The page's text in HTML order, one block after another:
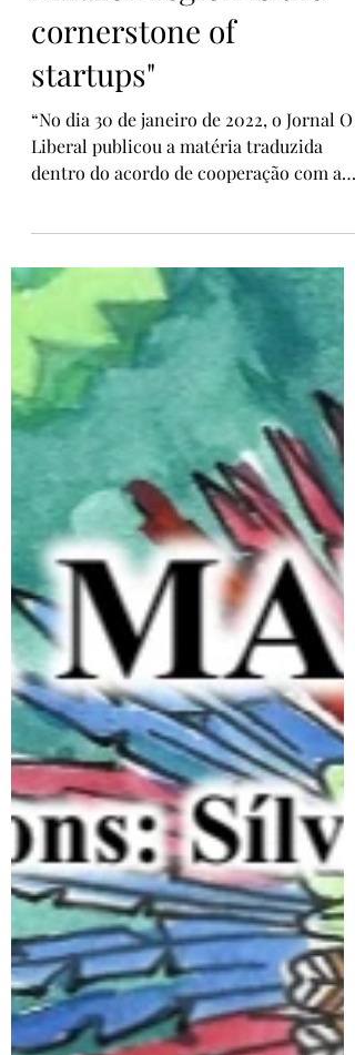
"Development of the
Amazon region is the
cornerstone of
startups"
Liberal publicou a matéria traduzida
UFPA no segmento...